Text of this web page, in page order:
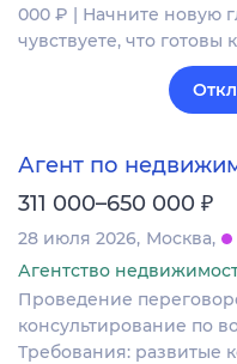
000 ₽ | Начните новую
чувствуете, что
Агент по
311 000–650 000 ₽
28 июля 2026 Москва
Агентство
Проведение
консультирование по
Требования: развитые